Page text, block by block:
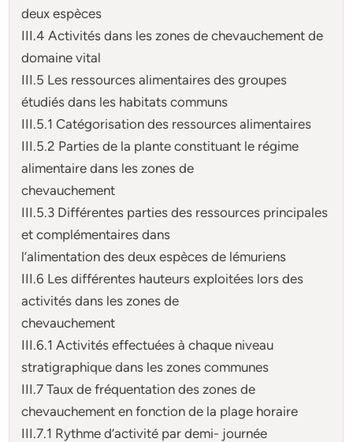
deux espèces
III.4 Activités dans les zones de chevauchement de
domaine vital
III.5 Les ressources alimentaires des groupes
étudiés dans les habitats communs
III.5.1 Catégorisation des ressources alimentaires
III.5.2 Parties de la plante constituant le régime
alimentaire dans les zones de
chevauchement
III.5.3 Différentes parties des ressources principales
et complémentaires dans
l’alimentation des deux espèces de lémuriens
III.6 Les différentes hauteurs exploitées lors des
activités dans les zones de
chevauchement
III.6.1 Activités effectuées à chaque niveau
stratigraphique dans les zones communes
III.7 Taux de fréquentation des zones de
chevauchement en fonction de la plage horaire
III.7.1 Rythme d’activité par demi- journée